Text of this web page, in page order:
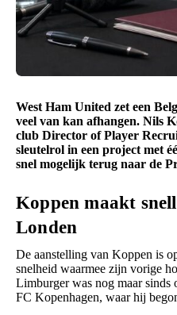
West Ham United zet een
veel van kan afhangen. Nils
club Director of Player
sleutelrol in een project met
snel mogelijk terug naar de
Koppen maakt
Londen
De aanstelling van Koppen is
snelheid waarmee zijn vorige
Limburger was nog maar sinds
FC Kopenhagen, waar hij